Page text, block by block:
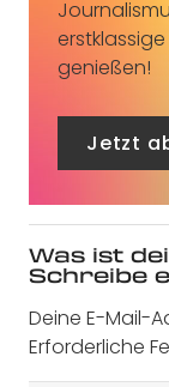
genießen!
Jetzt
Was ist
Schreibe
Deine E-Mail-
Erforderliche